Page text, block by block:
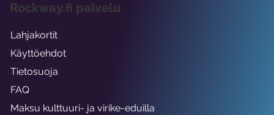
Rockway.fi palvelu
Lahjakortit
Käyttöehdot
Tietosuoja
FAQ
Maksu kulttuuri- ja virike-eduilla